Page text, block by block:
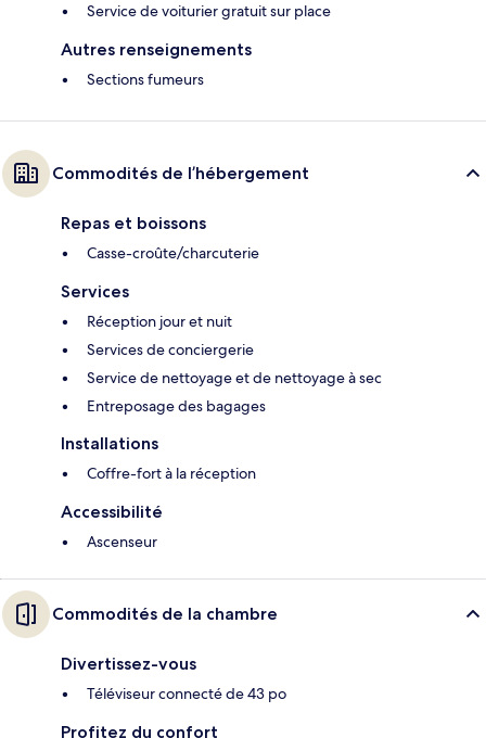
Service de voiturier gratuit sur place
Autres renseignements
Sections fumeurs
Commodités de l’hébergement
Repas et boissons
Casse-croûte/charcuterie
Services
Réception jour et nuit
Services de conciergerie
Service de nettoyage et de nettoyage à sec
Entreposage des bagages
Installations
Coffre-fort à la réception
Accessibilité
Ascenseur
Commodités de la chambre
Divertissez-vous
Téléviseur connecté de 43 po
Profitez du confort